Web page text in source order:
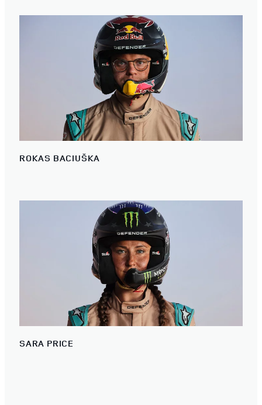
ROKAS BACIUŠKA
SARA PRICE